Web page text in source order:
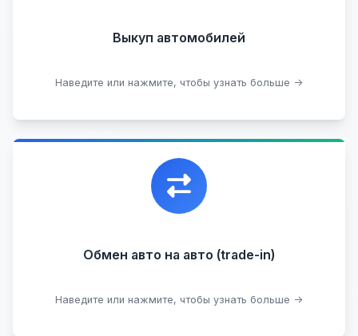
Выкуп автомобилей
Наведите или нажмите, чтобы узнать больше →
Проблемные
В залоге
Узнать стоимость
Обмен авто на авто (trade-in)
Наведите или нажмите, чтобы узнать больше →
Уникальная возможность обменять ваш
автомобиль с доплатой, подобрав вам
подходящий вариант.
Подобрать авто